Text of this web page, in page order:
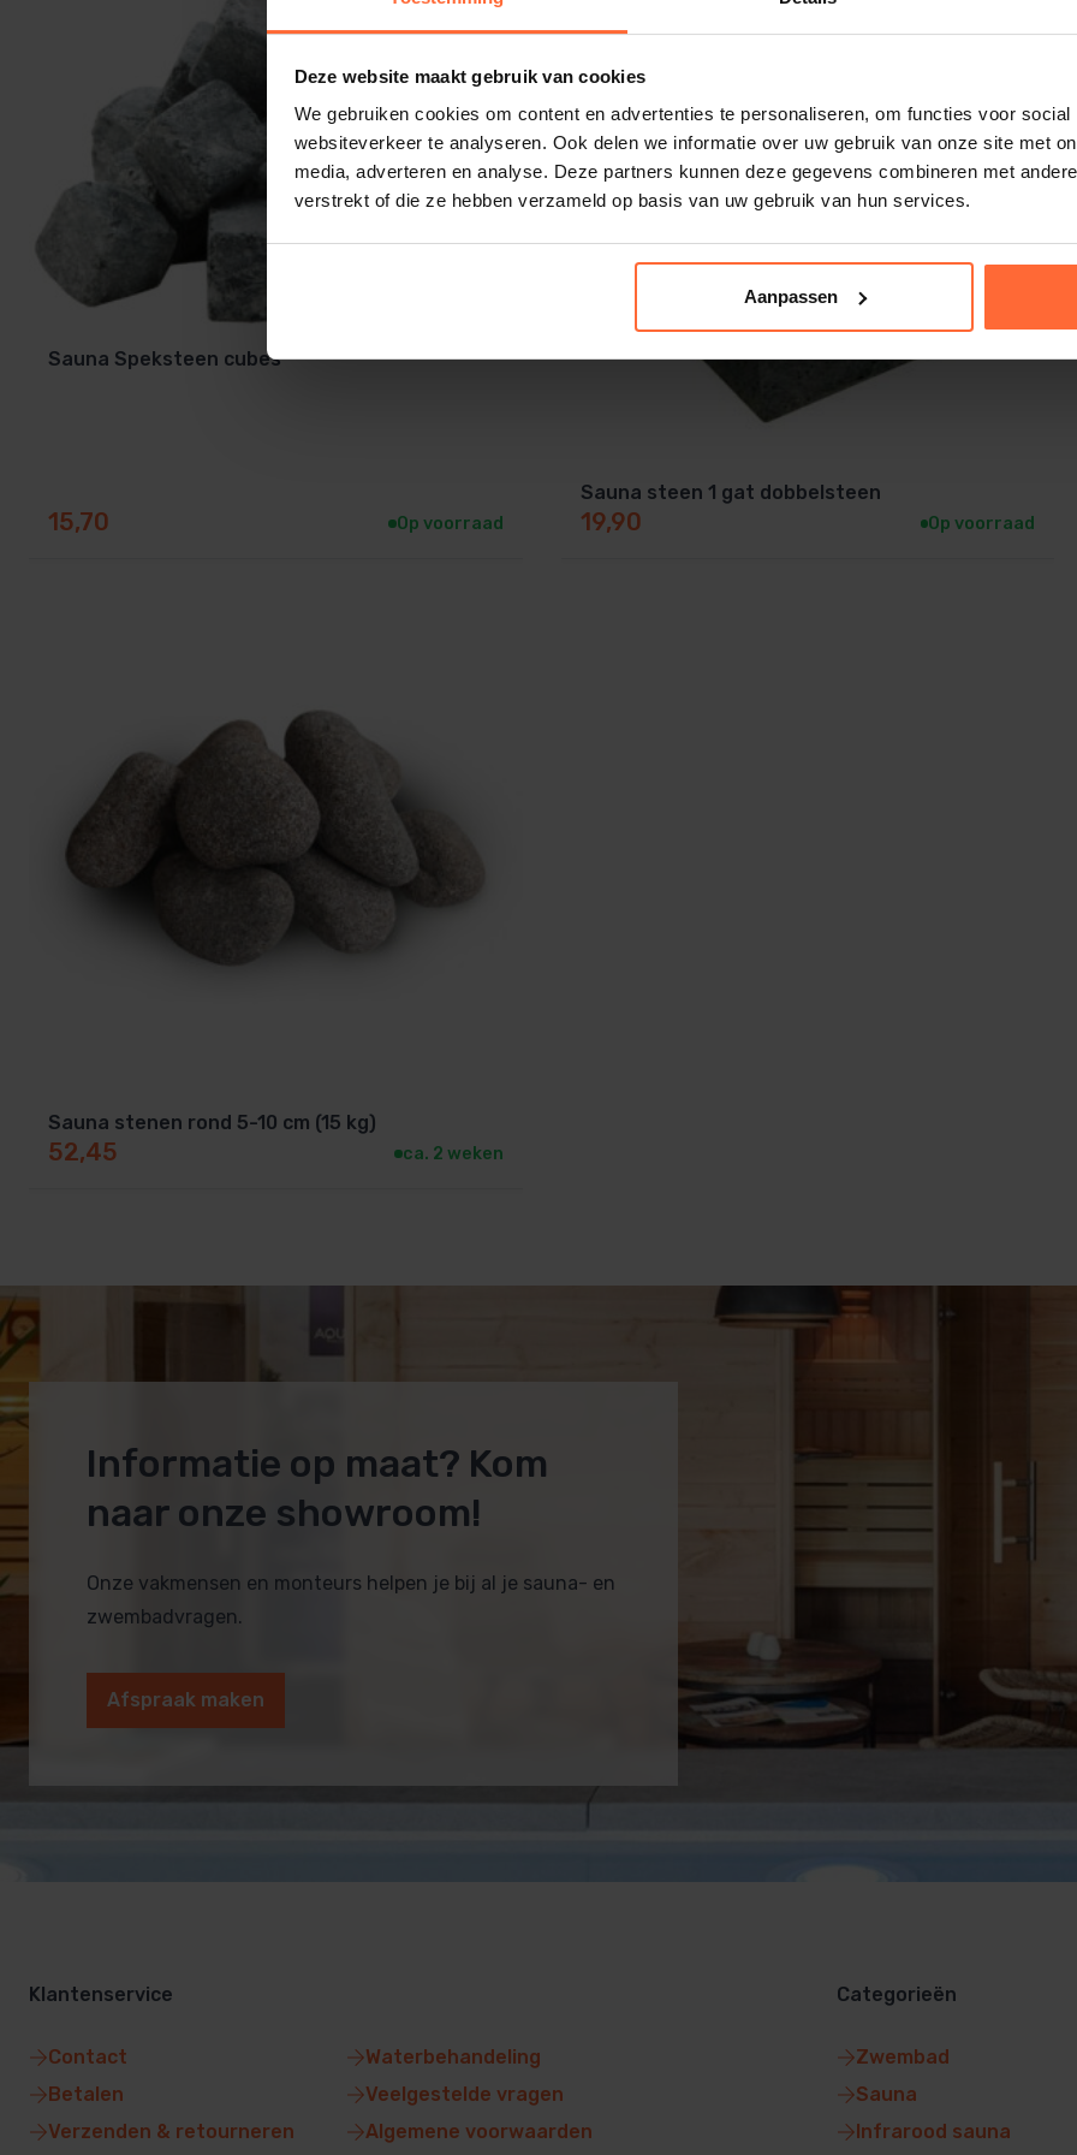
Deze website maakt gebruik van cookies
We gebruiken cookies om content en advertenties te personaliseren, om functies voor
websiteverkeer te analyseren. Ook delen we informatie over uw gebruik van onze site met
media, adverteren en analyse. Deze partners kunnen deze gegevens combineren met
verstrekt of die ze hebben verzameld op basis van uw gebruik van hun services.
Aanpassen
Sauna Speksteen cubes
15,70 Op voorraad
Sauna steen 1 gat dobbelsteen
19,90 Op voorraad
Sauna stenen rond 5-10 cm (15 kg)
52,45 ca. 2 weken
Informatie op maat? Kom
naar onze showroom!
Onze vakmensen en monteurs helpen je bij al je sauna- en
zwembadvragen.
Afspraak maken
Klantenservice
Contact
Betalen
Verzenden & retourneren
Waterbehandeling
Veelgestelde vragen
Algemene voorwaarden
Categorieën
Zwembad
Sauna
Infrarood sauna